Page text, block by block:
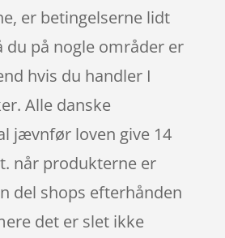
er betingelserne lidt
du på nogle områder er
hvis du handler I
Alle danske
jævnfør loven give 14
når produkterne er
del shops efterhånden
det er slet ikke